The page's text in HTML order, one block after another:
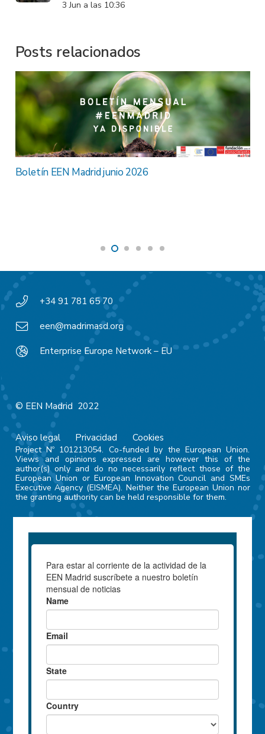
3 Jun a las 10:36
Posts relacionados
Boletín EEN Madrid junio 2026
+34 91 781 65 70
een@madrimasd.org
Enterprise Europe Network – EU
© EEN Madrid 2022
Aviso legal Privacidad Cookies
Project Nº 101213054. Co-funded by the European Union.
Views and opinions expressed are however this of the
author(s) only and do no necessarily reflect those of the
European Union or European Innovation Council and SMEs
Executive Agency (EISMEA). Neither the European Union nor
the granting authority can be held responsible for them.